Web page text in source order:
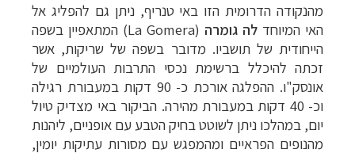
מהנקודה הדרומית הזו באי טנריף, ניתן גם להפליג אל
האי המיוחד לה גומרה (
La Gomera) המתאפיין בשפה
הייחודית של תושביו. מדובר בשפה של שריקות, אשר
זכתה להיכלל ברשימת נכסי התרבות העולמיים של
אונסק"ו. ההפלגה אורכת כ- 90 דקות במעבורת רגילה
וכ- 40 דקות במעבורת מהירה. הביקור באי מצדיק טיול
יום, במהלכו ניתן לשוטט בחיק הטבע עם אופניים, ליהנות
מהנופים הפראיים ומהמפגש עם מסורות עתיקות יומין,